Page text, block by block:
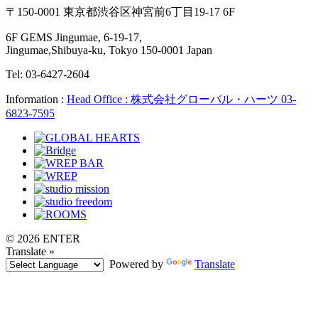
〒150-0001 東京都渋谷区神宮前6丁目19-17 6F
6F GEMS Jingumae, 6-19-17,
Jingumae,Shibuya-ku, Tokyo 150-0001 Japan
Tel: 03-6427-2604
Information : Head Office : 株式会社グローバル・ハーツ 03-
6823-7595
© 2026 ENTER
Translate »
Powered by
Translate